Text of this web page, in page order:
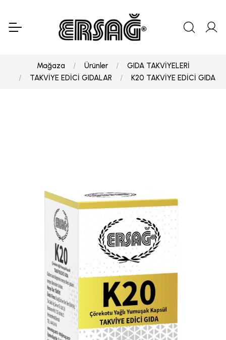
Mağaza Ürünler
GIDA TAKVİYELERİ
TAKVİYE EDİCİ GIDALAR
K20 TAKVİYE EDİCİ GIDA